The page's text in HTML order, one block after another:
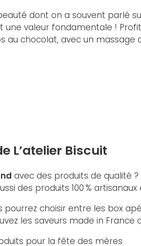
dont on a souvent parlé
une valeur fondamentale !
chocolat, avec un massage
L’atelier Biscuit
avec des produits de qualité
des produits 100 %
pourrez choisir entre les box
les saveurs made in France
pour la fête des mères